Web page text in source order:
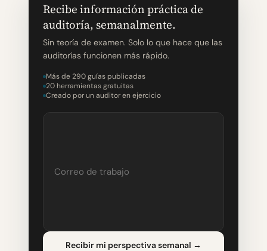
Recibe información práctica de
auditoría, semanalmente.
Sin teoría de examen. Solo lo que hace que las
auditorías funcionen más rápido.
Más de 290 guías publicadas
20 herramientas gratuitas
Creado por un auditor en ejercicio
Recibir mi perspectiva semanal →